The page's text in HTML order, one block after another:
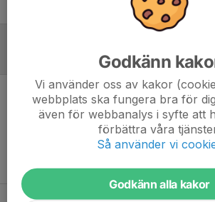
Inget referat skrivet
Godkänn
Vi använder oss av kakor
webbplats ska fungera bra för
även för webbanalys i syfte att
förbättra våra
Så använder vi
Godkänn alla kakor